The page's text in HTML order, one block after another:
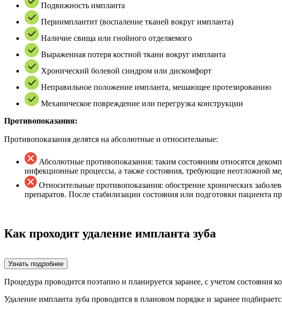
Подвижность импланта
Периимплантит (воспаление тканей вокруг импланта)
Наличие свища или гнойного отделяемого
Выраженная потеря костной ткани вокруг импланта
Хронический болевой синдром или дискомфорт
Неправильное положение импланта, мешающее протезированию
Механическое повреждение или перегрузка конструкции
Противопоказания:
Противопоказания делятся на абсолютные и относительные:
Абсолютные противопоказания: таким состояниям относятся
инфекционные процессы, а также состояния, требующие неотложной
Относительные противопоказания: обострение хронических
препаратов. После стабилизации состояния или подготовки пациента
Как проходит удаление импланта зуба
Узнать подробнее
Процедура проводится поэтапно и планируется заранее, с учетом состояния
Удаление импланта зуба проводится в плановом порядке и заранее